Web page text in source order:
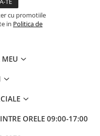
cu promotiile
in Politica de
ORELE 09:00-17:00